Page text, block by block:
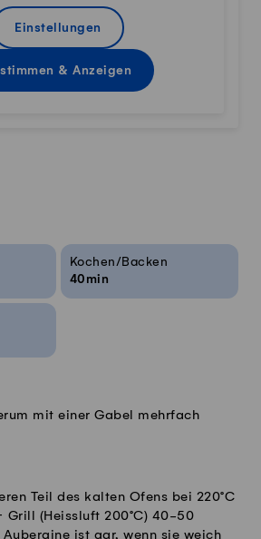
Einstellungen
& Anzeigen
Kochen/Backen
40min
mit einer Gabel mehrfach
Teil des kalten Ofens bei 220°C
Grill (Heissluft 200°C) 40-50
ist gar, wenn sie weich